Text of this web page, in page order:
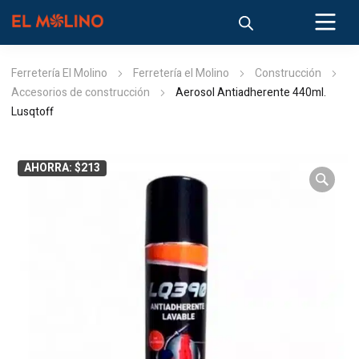
Ferretería El Molino Ferretería el Molino
Construcción
Accesorios de construcción
Aerosol Antiadherente 440ml.
Lusqtoff
AHORRA: $213